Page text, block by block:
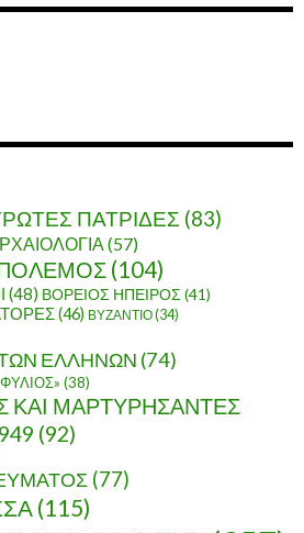
ΠΑΤΡΙΔΕΣ (83)
(57)
ΠΟΛΕΜΟΣ (104)
(48) ΒΟΡΕΙΟΣ ΗΠΕΙΡΟΣ (41)
(46) ΒΥΖΑΝΤΙΟ(34)
ΕΛΛΗΝΩΝ (74)
(38)
ΚΑΙ ΜΑΡΤΥΡΗΣΑΝΤΕΣ
(92)
(77)
(115)